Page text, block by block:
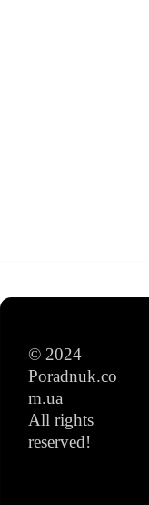
© 2024
Poradnuk.co
m.ua
All rights
reserved!